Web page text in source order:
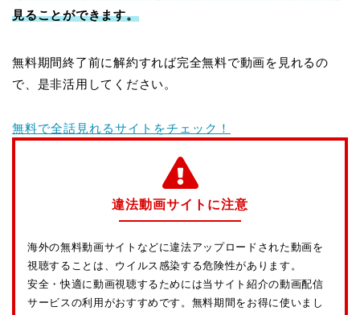
見ることができます。
無料期間終了前に解約すれば完全無料で動画を見れるの
で、是非活用してください。
無料で全話見れるサイトをチェック！
違法動画サイトに注意
海外の無料動画サイトなどに違法アップロードされた動画を
視聴することは、ウイルス感染する危険性があります。
安全・快適に動画視聴するためには当サイト紹介の動画配信
サービスの利用がおすすめです。無料期間をお得に使いまし